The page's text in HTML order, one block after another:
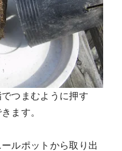
つまむように押す
ます。
ルポットから取り出